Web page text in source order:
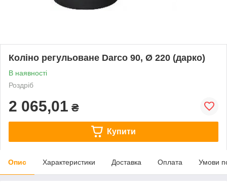
Коліно регульоване Darco 90, Ø 220 (дарко)
В наявності
Роздріб
2 065,01 ₴
Купити
Опис Характеристики Доставка Оплата Умови